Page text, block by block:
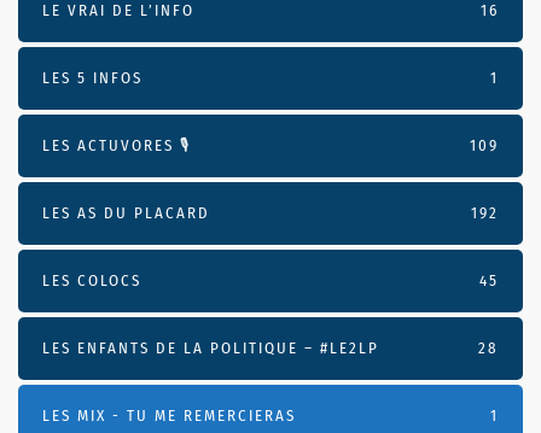
LE VRAI DE L’INFO 16
LES 5 INFOS 1
LES ACTUVORES 🎙 109
LES AS DU PLACARD 192
LES COLOCS 45
LES ENFANTS DE LA POLITIQUE – #LE2LP 28
LES MIX - TU ME REMERCIERAS 1